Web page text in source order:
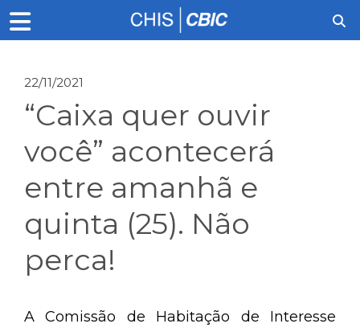
22/11/2021
“Caixa quer ouvir
você” acontecerá
entre amanhã e
quinta (25). Não
perca!
A Comissão de Habitação de Interesse